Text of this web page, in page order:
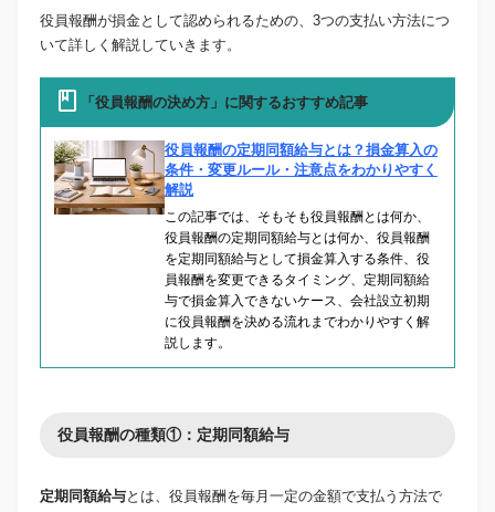
役員報酬が損金として認められるための、3つの支払い方法につ
いて詳しく解説していきます。
「役員報酬の決め方」に関するおすすめ記事
役員報酬の定期同額給与とは？損金算入の
条件・変更ルール・注意点をわかりやすく
解説
この記事では、そもそも役員報酬とは何か、
役員報酬の定期同額給与とは何か、役員報酬
を定期同額給与として損金算入する条件、役
員報酬を変更できるタイミング、定期同額給
与で損金算入できないケース、会社設立初期
に役員報酬を決める流れまでわかりやすく解
説します。
役員報酬の種類①：定期同額給与
定期同額給与とは、役員報酬を毎月一定の金額で支払う方法で